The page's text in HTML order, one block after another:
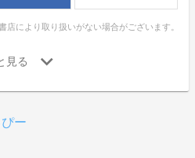
店により取り扱いがない場合がございます。
ー